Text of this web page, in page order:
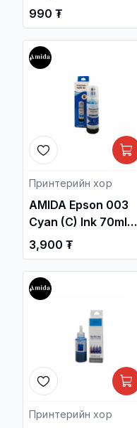
70ml OEM /L15150,
L15158.../ /
Принтерийн хор /
990 ₮
Принтерийн хор
AMIDA Epson 003
Cyan (C) Ink 70ml
OEM /L31xx, L32xx/ /
Принтерийн хор /
3,900 ₮
Принтерийн хор